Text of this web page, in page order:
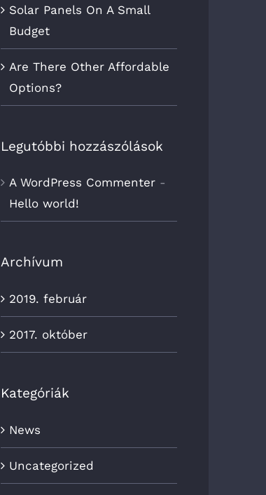
Solar Panels On A Small
Budget
Are There Other Affordable
Options?
Legutóbbi hozzászólások
A WordPress Commenter-
Hello world!
Archívum
2019. február
2017. október
Kategóriák
News
Uncategorized